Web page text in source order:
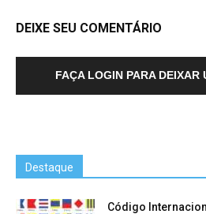
DEIXE SEU COMENTÁRIO
FAÇA LOGIN PARA DEIXAR
Destaque
Código